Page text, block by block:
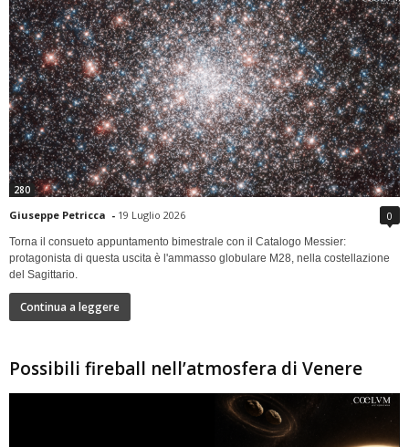
280
Giuseppe Petricca - 19 Luglio 2026 0
Torna il consueto appuntamento bimestrale con il Catalogo Messier:
protagonista di questa uscita è l'ammasso globulare M28, nella costellazione
del Sagittario.
Continua a leggere
Possibili fireball nell’atmosfera di Venere